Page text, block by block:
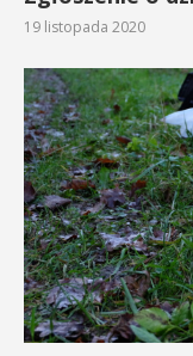
19 listopada 2020